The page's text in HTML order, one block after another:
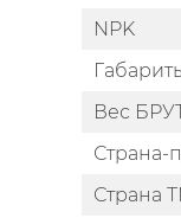
NPK
Вес
Страна-
Страна